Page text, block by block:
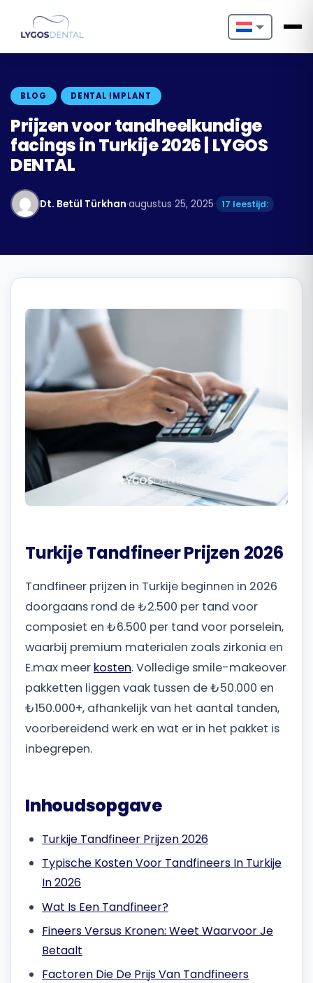
Nederlands
Français
Deutsch
Español
Italiano
Български
BLOG DENTAL IMPLANT
Prijzen voor tandheelkundige
facings in Turkije 2026 | LYGOS
DENTAL
Dt. Betül Türkhan·augustus 25, 2025· 17 leestijd:
Turkije Tandfineer Prijzen 2026
Tandfineer prijzen in Turkije beginnen in 2026
doorgaans rond de ₺2.500 per tand voor
composiet en ₺6.500 per tand voor porselein,
waarbij premium materialen zoals zirkonia en
E.max meer kosten. Volledige smile-makeover
pakketten liggen vaak tussen de ₺50.000 en
₺150.000+, afhankelijk van het aantal tanden,
voorbereidend werk en wat er in het pakket is
inbegrepen.
Inhoudsopgave
Turkije Tandfineer Prijzen 2026
Typische Kosten Voor Tandfineers In Turkije
In 2026
Wat Is Een Tandfineer?
Fineers Versus Kronen: Weet Waarvoor Je
Betaalt
Factoren Die De Prijs Van Tandfineers